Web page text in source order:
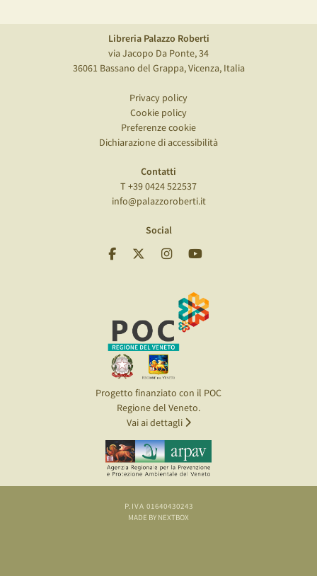
Libreria Palazzo Roberti
via Jacopo Da Ponte, 34
36061 Bassano del Grappa, Vicenza, Italia
Privacy policy
Cookie policy
Preferenze cookie
Dichiarazione di accessibilità
Contatti
T +39 0424 522537
info@palazzoroberti.it
Social
Progetto finanziato con il POC
Regione del Veneto.
Vai ai dettagli
P.IVA 01640430243
MADE BY NEXTBOX